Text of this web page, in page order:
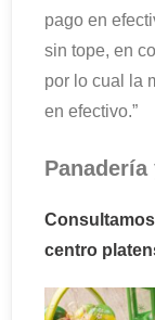
pago en
sin tope, en
por lo cual la
en efectivo.”
centro